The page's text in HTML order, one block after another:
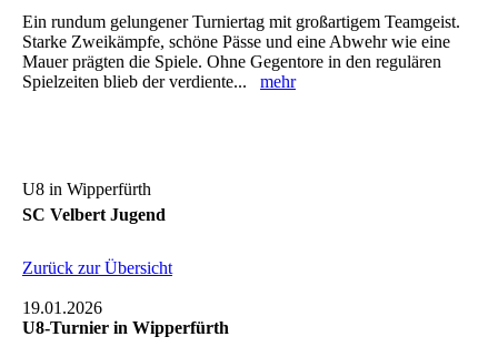
Ein rundum gelungener Turniertag mit großartigem Teamgeist.
Starke Zweikämpfe, schöne Pässe und eine Abwehr wie eine
Mauer prägten die Spiele. Ohne Gegentore in den regulären
Spielzeiten blieb der verdiente... mehr
U8 in Wipperfürth
SC Velbert Jugend
Zurück zur Übersicht
19.01.2026
U8-Turnier in Wipperfürth